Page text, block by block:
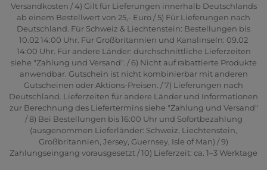
Versandkosten / 4) Gilt für Lieferungen innerhalb Deutschlands
ab einem Bestellwert von 25,- Euro / 5) Für Lieferungen nach
Deutschland. Für Schweiz & Liechtenstein: Bestellungen bis
10.02 14:00 Uhr. Für Großbritannien und Kanalinseln: 09.02
14:00 Uhr. Für andere Länder: durchschnittliche Lieferzeiten
siehe "Zahlung und Versand". / 6) Nicht auf rabattierte Produkte
anwendbar. Gutschein ist nicht kombinierbar mit anderen
Gutscheinen oder Aktions-Preisen. / 7) Lieferungen nach
Deutschland. Lieferzeiten für andere Länder und Informationen
zur Berechnung des Liefertermins siehe "Zahlung und Versand"
/ 8) Bei Bestellungen bis 16:00 Uhr und Sofortbezahlung
(ausgenommen Lieferländer: Schweiz, Liechtenstein,
Großbritannien, Jersey, Guernsey, Isle of Man) / 9)
Zahlungseingang vorausgesetzt / 10) Lieferzeit: ca. 1–3 Werktage